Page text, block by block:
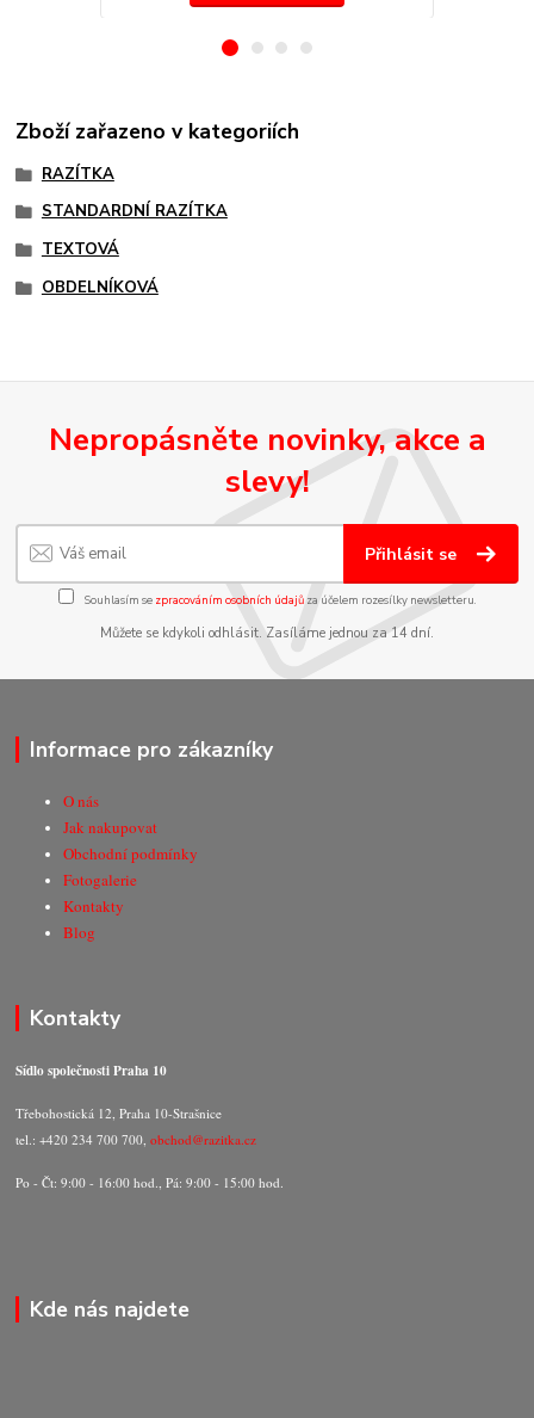
Zboží zařazeno v kategoriích
RAZÍTKA
STANDARDNÍ RAZÍTKA
TEXTOVÁ
OBDELNÍKOVÁ
Nepropásněte novinky, akce a
slevy!
Přihlásit se
Souhlasím se zpracováním osobních údajůza účelem rozesílky newsletteru.
Můžete se kdykoli odhlásit. Zasíláme jednou za 14 dní.
Informace pro zákazníky
O nás
Jak nakupovat
Obchodní podmínky
Fotogalerie
Kontakty
Blog
Kontakty
Sídlo společnosti Praha 10
Třebohostická 12, Praha 10-Strašnice
tel.: +420 234 700 700,obchod@razitka.cz
Po - Čt: 9:00 - 16:00 hod., Pá: 9:00 - 15:00 hod.
Kde nás najdete